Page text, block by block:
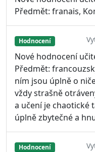
Předmět: franais,
Hodnocení
Nové hodnocení
Předmět:
ním jsou úplně o
vždy strašně
a učení je chaotické
úplně zbytečné a
Hodnocení